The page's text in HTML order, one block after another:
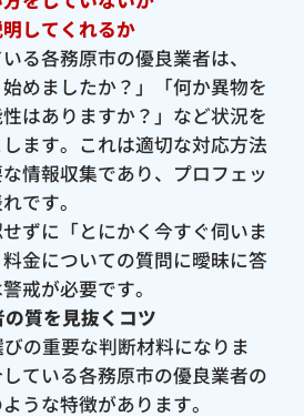
してくれるか
る各務原市の優良業者は、
始めましたか？」「何か異物を
はありますか？」など状況を
ます。これは適切な対応方法
情報収集であり、プロフェッ
です。
ずに「とにかく今すぐ伺いま
金についての質問に曖昧に答
戒が必要です。
質を見抜くコツ
の重要な判断材料になりま
ている各務原市の優良業者の
うな特徴があります。